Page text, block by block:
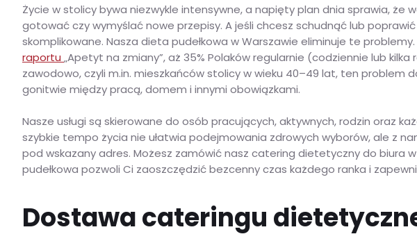
Życie w stolicy bywa niezwykle intensywne, a napięty plan dnia sprawia, że
gotować czy wymyślać nowe przepisy. A jeśli chcesz schudnąć lub
skomplikowane. Nasza dieta pudełkowa w Warszawie eliminuje te
raportu „Apetyt na zmiany”, aż 35% Polaków regularnie (codziennie lub
zawodowo, czyli m.in. mieszkańców stolicy w wieku 40–49 lat, ten problem
gonitwie między pracą, domem i innymi obowiązkami.
Nasze usługi są skierowane do osób pracujących, aktywnych, rodzin oraz
szybkie tempo życia nie ułatwia podejmowania zdrowych wyborów, ale z
pod wskazany adres. Możesz zamówić nasz catering dietetyczny do biura
pudełkowa pozwoli Ci zaoszczędzić bezcenny czas każdego ranka i
Dostawa cateringu